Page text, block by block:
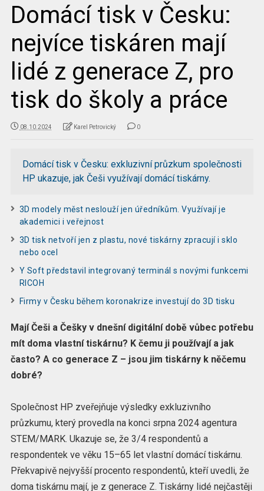
Domácí tisk v Česku:
nejvíce tiskáren mají
lidé z generace Z, pro
tisk do školy a práce
08.10.2024 Karel Petrovický 0
Domácí tisk v Česku: exkluzivní průzkum společnosti
HP ukazuje, jak Češi využívají domácí tiskárny.
3D modely měst neslouží jen úředníkům. Využívají je
akademici i veřejnost
3D tisk netvoří jen z plastu, nové tiskárny zpracují i sklo
nebo ocel
Y Soft představil integrovaný terminál s novými funkcemi
RICOH
Firmy v Česku během koronakrize investují do 3D tisku
Mají Češi a Češky v dnešní digitální době vůbec potřebu
mít doma vlastní tiskárnu? K čemu ji používají a jak
často? A co generace Z –⁠⁠⁠⁠⁠⁠ jsou jim tiskárny k něčemu
dobré?
Společnost HP zveřejňuje výsledky exkluzivního
průzkumu, který provedla na konci srpna 2024 agentura
STEM/MARK. Ukazuje se, že 3/4 respondentů a
respondentek ve věku 15–⁠⁠⁠⁠⁠⁠65 let vlastní domácí tiskárnu.
Překvapivě nejvyšší procento respondentů, kteří uvedli, že
doma tiskárnu mají, je z generace Z. Tiskárny lidé nejčastěji